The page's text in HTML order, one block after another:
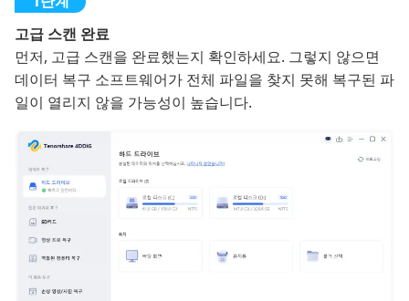
고급 스캔 완료
먼저, 고급 스캔을 완료했는지 확인하세요. 그렇지 않으면
데이터 복구 소프트웨어가 전체 파일을 찾지 못해 복구된 파
일이 열리지 않을 가능성이 높습니다.